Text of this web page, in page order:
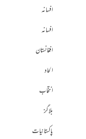
افسانہ
افسانہ
افغانستان
الحاد
انتخاب
بلاگز
پاکستانیات